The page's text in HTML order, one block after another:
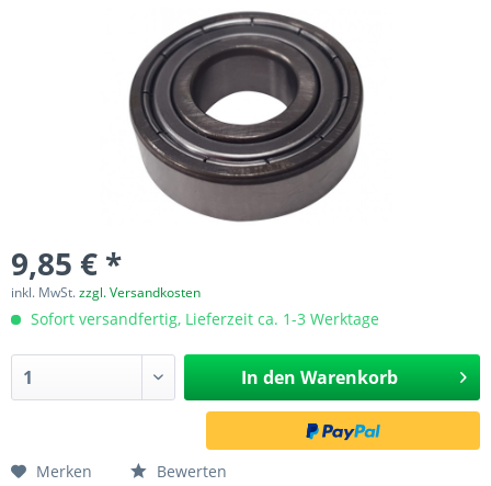
9,85 € *
inkl. MwSt.zzgl. Versandkosten
Sofort versandfertig, Lieferzeit ca. 1-3 Werktage
In den Warenkorb
Merken Bewerten